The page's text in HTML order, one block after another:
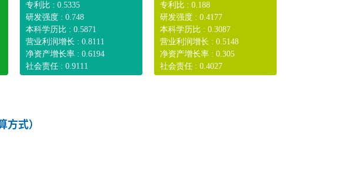
专利比 : 0.5335
研发强度 : 0.748
本科学历比 : 0.5871
营业利润增长 : 0.8111
净资产增长率 : 0.6194
社会责任 : 0.9111
专利比 : 0.188
研发强度 : 0.4177
本科学历比 : 0.3087
营业利润增长 : 0.5148
净资产增长率 : 0.305
社会责任 : 0.4027
方式）